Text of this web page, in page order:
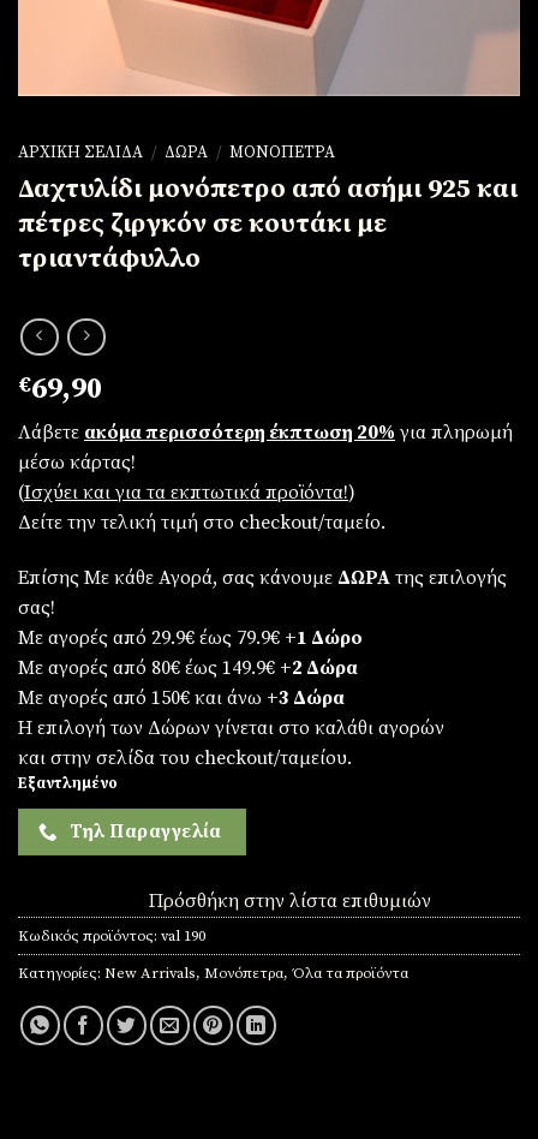
ΑΡΧΙΚΉ ΣΕΛΊΔΑ / ΔΏΡΑ / ΜΟΝΌΠΕΤΡΑ
Δαχτυλίδι μονόπετρο από ασήμι 925 και
πέτρες ζιργκόν σε κουτάκι με
τριαντάφυλλο
€69,90
Λάβετε ακόμα περισσότερη έκπτωση 20% για πληρωμή
μέσω κάρτας!
(Iσχύει και για τα εκπτωτικά προϊόντα!)
Δείτε την τελική τιμή στο checkout/ταμείο.
Επίσης Με κάθε Αγορά, σας κάνουμε ΔΩΡΑ της επιλογής
σας!
Με αγορές από 29.9€ έως 79.9€ +1 Δώρο
Με αγορές από 80€ έως 149.9€ +2 Δώρα
Με αγορές από 150€ και άνω +3 Δώρα
Η επιλογή των Δώρων γίνεται στο καλάθι αγορών
και στην σελίδα του checkout/ταμείου.
Εξαντλημένο
Τηλ Παραγγελία
Πρόσθήκη στην λίστα επιθυμιών
Κωδικός προϊόντος: val 190
Κατηγορίες: New Arrivals, Μονόπετρα, Όλα τα προϊόντα